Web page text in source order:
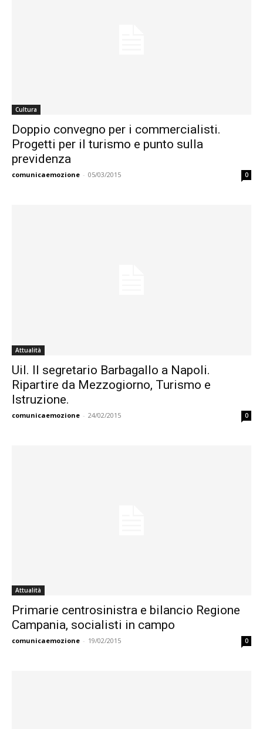
Cultura
Doppio convegno per i commercialisti.
Progetti per il turismo e punto sulla
previdenza
comunicaemozione - 05/03/2015 0
Attualità
Uil. Il segretario Barbagallo a Napoli.
Ripartire da Mezzogiorno, Turismo e
Istruzione.
comunicaemozione - 24/02/2015 0
Attualità
Primarie centrosinistra e bilancio Regione
Campania, socialisti in campo
comunicaemozione - 19/02/2015 0